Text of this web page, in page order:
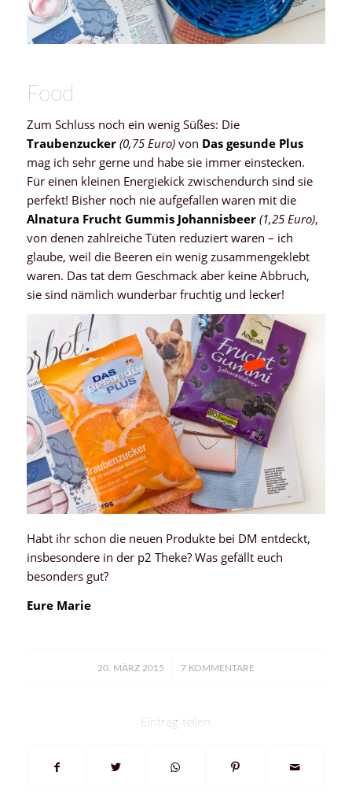
Food
Zum Schluss noch ein wenig Süßes: Die
Traubenzucker(0,75 Euro)von Das gesunde Plus
mag ich sehr gerne und habe sie immer einstecken.
Für einen kleinen Energiekick zwischendurch sind sie
perfekt! Bisher noch nie aufgefallen waren mit die
Alnatura Frucht Gummis Johannisbeer (1,25 Euro),
von denen zahlreiche Tüten reduziert waren – ich
glaube, weil die Beeren ein wenig zusammengeklebt
waren. Das tat dem Geschmack aber keine Abbruch,
sie sind nämlich wunderbar fruchtig und lecker!
Habt ihr schon die neuen Produkte bei DM entdeckt,
insbesondere in der p2 Theke? Was gefällt euch
besonders gut?
Eure Marie
20. MÄRZ 2015
/ 7 KOMMENTARE
Eintrag teilen